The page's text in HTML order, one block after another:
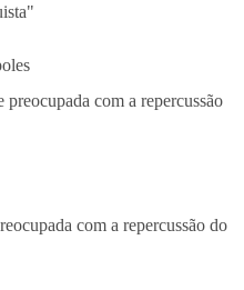
com a repercussão do